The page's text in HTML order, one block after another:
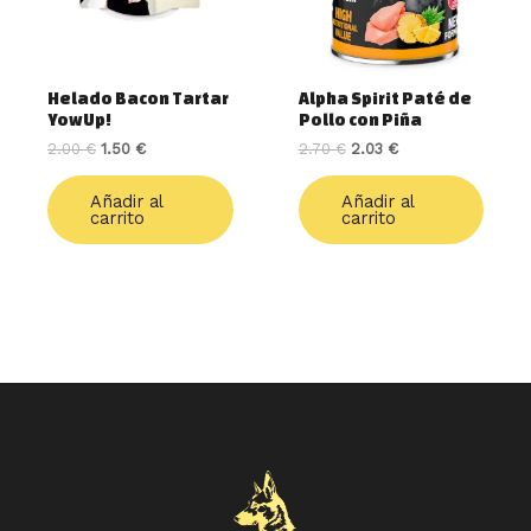
Helado Bacon Tartar
YowUp!
2.00€ 1.50 €
Añadir al
carrito
Alpha Spirit Paté de
Pollo con Piña
2.70€ 2.03 €
Añadir al
carrito